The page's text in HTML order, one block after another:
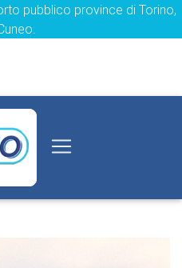
pubblico province di Torino,